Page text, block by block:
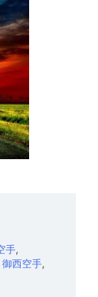
手,
御西空手,